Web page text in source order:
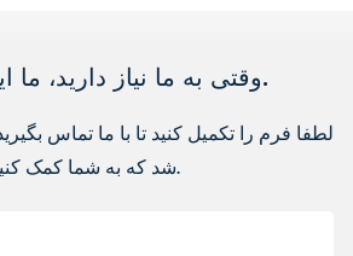
وقتی به ما نیاز دارید، ما اینجا هستیم.
لطفا فرم را تکمیل کنید تا با ما تماس
شد که به شما کمک کنیم.